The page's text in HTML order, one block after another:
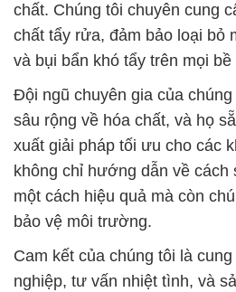
chất. Chúng tôi chuyên cung
chất tẩy rửa, đảm bảo loại bỏ
và bụi bẩn khó tẩy trên mọi bề
Đội ngũ chuyên gia của
sâu rộng về hóa chất, và họ
xuất giải pháp tối ưu cho các
không chỉ hướng dẫn về cách
một cách hiệu quả mà còn
bảo vệ môi trường.
Cam kết của chúng tôi là
nghiệp, tư vấn nhiệt tình, và